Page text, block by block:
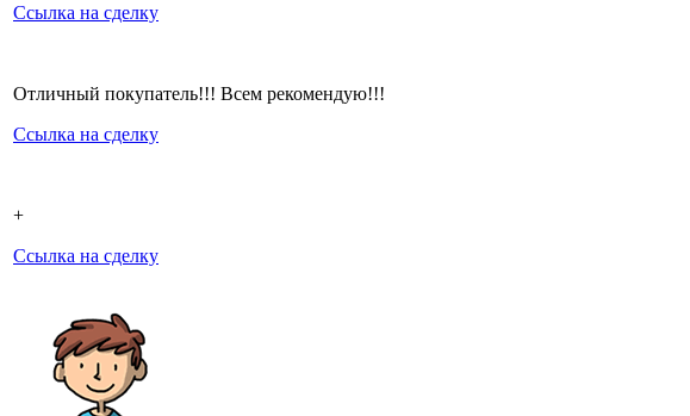
Ссылка на сделку
Отличный покупатель!!! Всем рекомендую!!!
Ссылка на сделку
+
Ссылка на сделку